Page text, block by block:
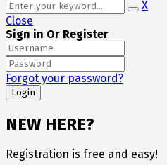
X
Close
Sign in Or Register
Forgot your password?
NEW HERE?
Registration is free and easy!